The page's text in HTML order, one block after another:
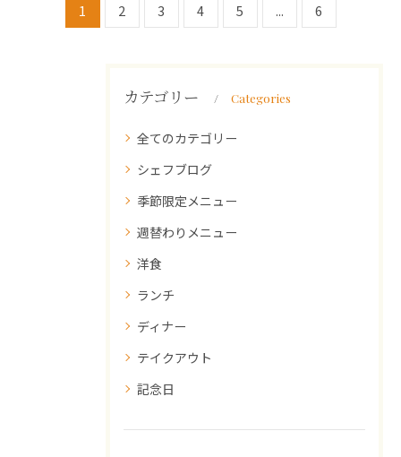
1 2 3 4 5 ... 6
カテゴリー Categories
全てのカテゴリー
シェフブログ
季節限定メニュー
週替わりメニュー
洋食
ランチ
ディナー
テイクアウト
記念日